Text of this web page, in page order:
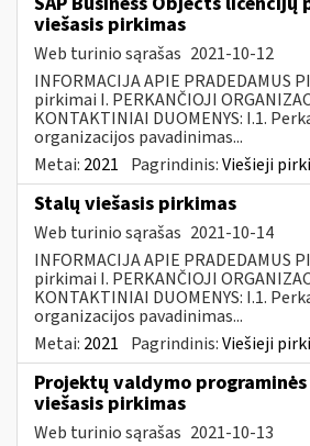
viešasis pirkimas
Web turinio sąrašas 2021-10-12
INFORMACIJA APIE PRADEDAMUS
pirkimai I. PERKANČIOJI
KONTAKTINIAI DUOMENYS: I.1.
organizacijos pavadinimas...
Metai: 2021 Pagrindinis:Viešieji
Stalų viešasis pirkimas
Web turinio sąrašas 2021-10-14
INFORMACIJA APIE PRADEDAMUS
pirkimai I. PERKANČIOJI
KONTAKTINIAI DUOMENYS: I.1.
organizacijos pavadinimas...
Metai: 2021 Pagrindinis:Viešieji
Projektų valdymo
viešasis pirkimas
Web turinio sąrašas 2021-10-13